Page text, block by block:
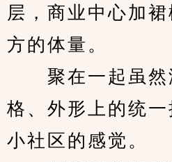
层，商业中心加
方的体量。
聚在一起虽然
格、外形上的统
小社区的感觉。